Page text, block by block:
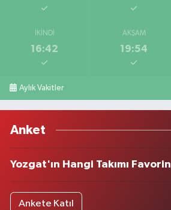
İKINDI
16:42
AKŞAM
19:54
Aylık Vakitler
Anket
Yozgat'ın Hangi Takımı Favorin
Ankete Katıl